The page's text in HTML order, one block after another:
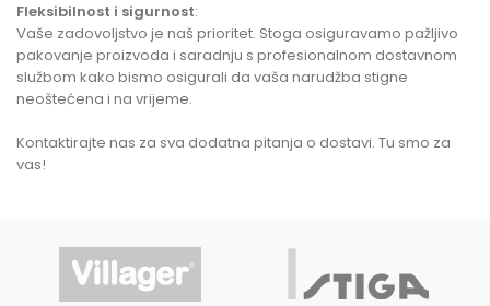
Fleksibilnost i sigurnost:
Vaše zadovoljstvo je naš prioritet. Stoga osiguravamo pažljivo
pakovanje proizvoda i saradnju s profesionalnom dostavnom
službom kako bismo osigurali da vaša narudžba stigne
neoštećena i na vrijeme.
Kontaktirajte nas za sva dodatna pitanja o dostavi. Tu smo za
vas!